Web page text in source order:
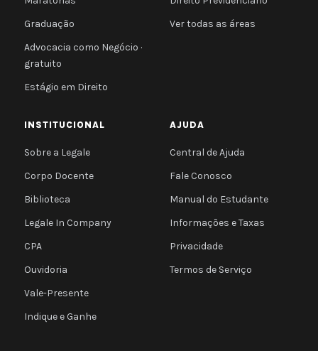
Graduação
Advocacia como Negócio ·
gratuito
Estágio em Direito
Ver todas as áreas
INSTITUCIONAL
Sobre a Legale
Corpo Docente
Biblioteca
Legale In Company
CPA
Ouvidoria
Vale-Presente
Indique e Ganhe
AJUDA
Central de Ajuda
Fale Conosco
Manual do Estudante
Informações e Taxas
Privacidade
Termos de Serviço